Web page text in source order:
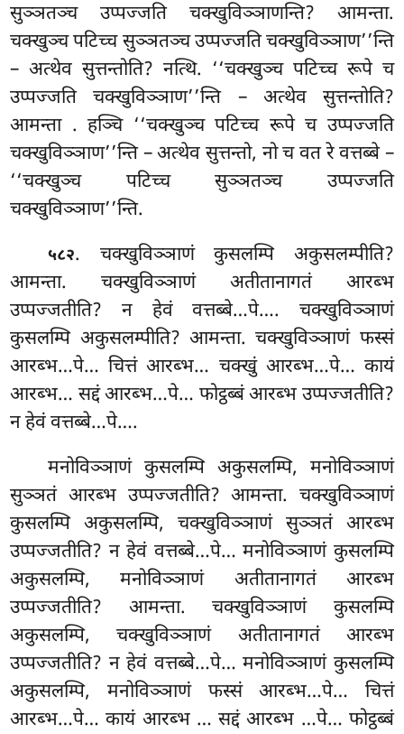
सुञ्ञतञ्च उप्पज्जति चक्खुविञ्ञाणन्ति? आमन्ता.
चक्खुञ्च पटिच्चसुञ्ञतञ्च उप्पज्जति चक्खुविञ्ञाण’’न्ति
– अत्थेव सुत्तन्तोति? नत्थि. ‘‘चक्खुञ्च पटिच्च रूपे च
उप्पज्जति चक्खुविञ्ञाण’’न्ति – अत्थेव सुत्तन्तोति?
आमन्ता . हञ्चि ‘‘चक्खुञ्च पटिच्च रूपे च उप्पज्जति
चक्खुविञ्ञाण’’न्ति – अत्थेव सुत्तन्तो, नो च वत रे वत्तब्बे –
‘‘चक्खुञ्च पटिच्च सुञ्ञतञ्च उप्पज्जति
चक्खुविञ्ञाण’’न्ति.
५८२. चक्खुविञ्ञाणं कुसलम्पि अकुसलम्पीति?
आमन्ता. चक्खुविञ्ञाणं अतीतानागतं आरब्भ
उप्पज्जतीति? न हेवं वत्तब्बे…पे…. चक्खुविञ्ञाणं
कुसलम्पि अकुसलम्पीति? आमन्ता. चक्खुविञ्ञाणं फस्सं
आरब्भ…पे… चित्तं आरब्भ… चक्खुं आरब्भ…पे… कायं
आरब्भ… सद्दं आरब्भ…पे… फोट्ठब्बं आरब्भ उप्पज्जतीति?
न हेवं वत्तब्बे…पे….
मनोविञ्ञाणं कुसलम्पि अकुसलम्पि, मनोविञ्ञाणं
सुञ्ञतं आरब्भ उप्पज्जतीति? आमन्ता. चक्खुविञ्ञाणं
कुसलम्पि अकुसलम्पि, चक्खुविञ्ञाणं सुञ्ञतं आरब्भ
उप्पज्जतीति? नहेवं वत्तब्बे…पे… मनोविञ्ञाणं कुसलम्पि
अकुसलम्पि, मनोविञ्ञाणं अतीतानागतं आरब्भ
उप्पज्जतीति? आमन्ता. चक्खुविञ्ञाणं कुसलम्पि
अकुसलम्पि, चक्खुविञ्ञाणं अतीतानागतं आरब्भ
उप्पज्जतीति? न हेवं वत्तब्बे…पे… मनोविञ्ञाणं कुसलम्पि
अकुसलम्पि, मनोविञ्ञाणं फस्सं आरब्भ…पे… चित्तं
आरब्भ…पे… कायं आरब्भ … सद्दं आरब्भ …पे… फोट्ठब्बं